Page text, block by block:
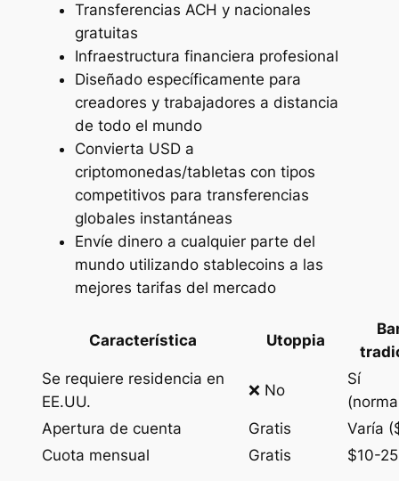
Transferencias ACH y nacionales
gratuitas
Infraestructura financiera profesional
Diseñado específicamente para
creadores y trabajadores a distancia
de todo el mundo
Convierta USD a
criptomonedas/tabletas con tipos
competitivos para transferencias
globales instantáneas
Envíe dinero a cualquier parte del
mundo utilizando stablecoins a las
mejores tarifas del mercado
Característica Utoppia
Se requiere residencia en
EE.UU.
❌ No
Sí
Apertura de cuenta
Gratis
Varía
Cuota mensual
Gratis $10-25